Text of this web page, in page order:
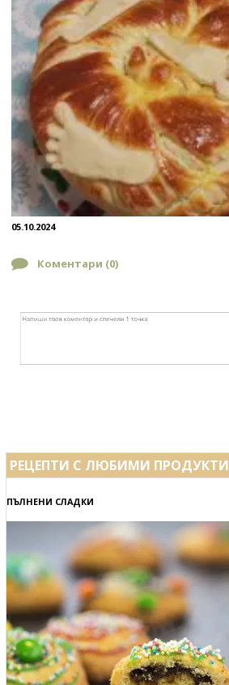
05.10.2024
Коментари (0)
РЕЦЕПТИ С ЛЮБИМИ ПРОДУКТИ
ПЪЛНЕНИ СЛАДКИ